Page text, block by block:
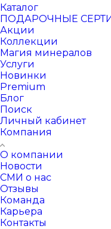
Каталог
ПОДАРОЧНЫЕ
Акции
Коллекции
Магия минералов
Услуги
Новинки
Premium
Блог
Поиск
Личный кабинет
Компания
О компании
Новости
СМИ о нас
Отзывы
Команда
Карьера
Контакты